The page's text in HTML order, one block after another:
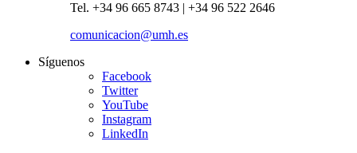
Tel. +34 96 665 8743 | +34 96 522 2646
comunicacion@umh.es
Síguenos
Facebook
Twitter
YouTube
Instagram
LinkedIn